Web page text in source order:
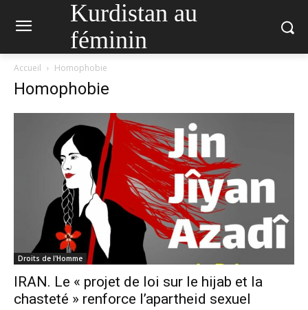
Kurdistan au
féminin
Accueil Homophobie
Homophobie
Droits de l'Homme
IRAN. Le « projet de loi sur le hijab et la
chasteté » renforce l’apartheid sexuel